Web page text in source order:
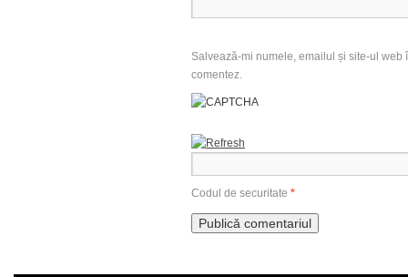
Salvează-mi numele, emailul și site-ul
comentez.
Codul de securitate *